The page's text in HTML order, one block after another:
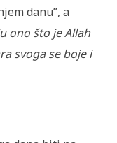
danu”, a
ono što je Allah
svoga se boje i